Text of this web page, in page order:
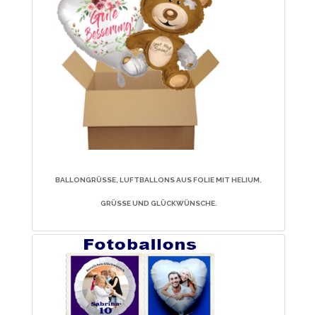
BALLONGRÜSSE, LUFTBALLONS AUS FOLIE MIT HELIUM. G
RÜSSE UND GLÜCKWÜNSCHE.